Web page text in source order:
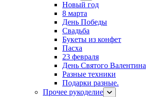
Новый год
8 марта
День Победы
Свадьба
Букеты из конфет
Пасха
23 февраля
День Святого Валентина
Разные техники
Подарки разные.
Прочее рукоделие